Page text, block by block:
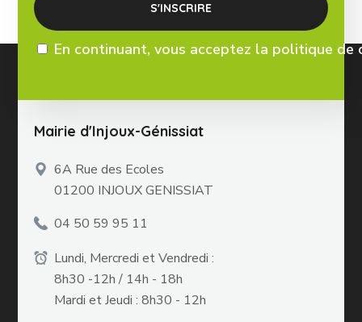
En continuant, vous acceptez la politique
Mairie d'Injoux-Génissiat
6A Rue des Ecoles
01200 INJOUX GENISSIAT
04 50 59 95 11
Lundi, Mercredi et Vendredi :
8h30 -12h / 14h - 18h
Mardi et Jeudi : 8h30 - 12h